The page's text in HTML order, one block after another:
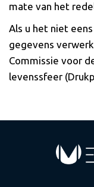
mate van het
Als u het niet
gegevens
Commissie voor
levenssfeer